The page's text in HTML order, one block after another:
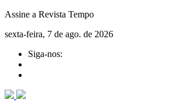
Assine a Revista Tempo
sexta-feira, 7 de ago. de 2026
Siga-nos: